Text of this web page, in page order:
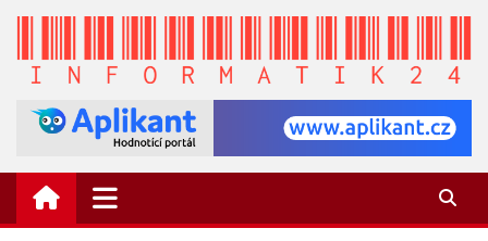
Skip
content
INFORMATIK24.CZ
Zpravodajství informací a novinky